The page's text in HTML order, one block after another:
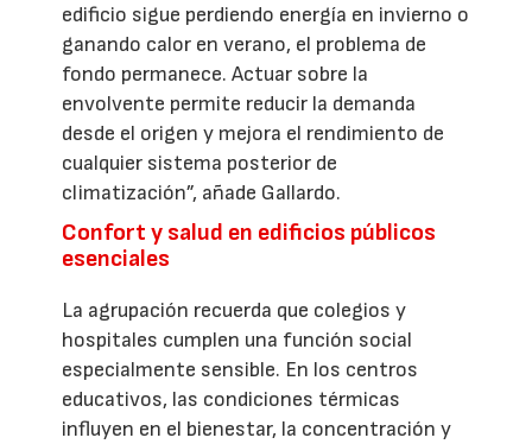
edificio sigue perdiendo energía en invierno o
ganando calor en verano, el problema de
fondo permanece. Actuar sobre la
envolvente permite reducir la demanda
desde el origen y mejora el rendimiento de
cualquier sistema posterior de
climatización”, añade Gallardo.
Confort y salud en edificios públicos
esenciales
La agrupación recuerda que colegios y
hospitales cumplen una función social
especialmente sensible. En los centros
educativos, las condiciones térmicas
influyen en el bienestar, la concentración y